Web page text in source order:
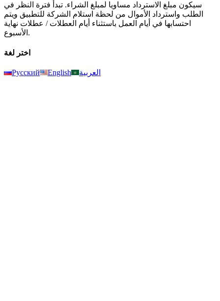
سيكون مبلغ الاسترداد مساويا لمبلغ الشراء. تبدأ فترة النظر في
الطلب واسترداد الأموال من لحظة استلام الشركة للتطبيق ويتم
احتسابها في أيام العمل باستثناء أيام العطلات / عطلات نهاية
الأسبوع.
اختر لغة
Русский English العربية